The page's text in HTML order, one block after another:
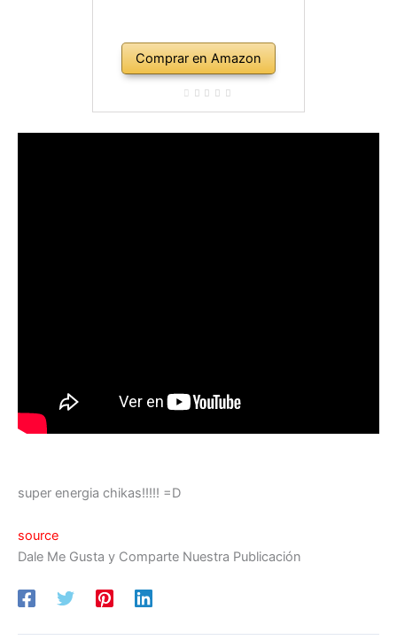
Comprar en Amazon
super energia chikas!!!!! =D
source
Dale Me Gusta y Comparte Nuestra Publicación